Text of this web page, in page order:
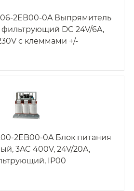
2EB00-0A Выпрямитель
DC 24V/6A,
с клеммами +/-
2EB00-0A Блок питания
3AC 400V, 24V/20A,
IP00